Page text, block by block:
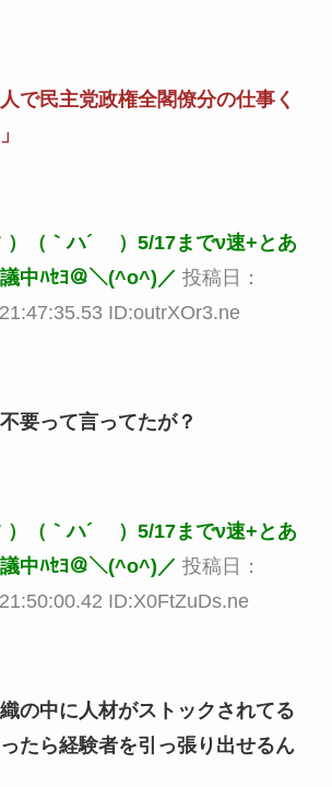
で民主党政権全閣僚分の仕事く
）（｀ハ´ ）5/17までν速+とあ
中ﾊｾﾖ＠＼(^o^)／ 投稿日：
ID:outrXOr3.ne
要って言ってたが？
）（｀ハ´ ）5/17までν速+とあ
中ﾊｾﾖ＠＼(^o^)／ 投稿日：
ID:X0FtZuDs.ne
の中に人材がストックされてる
たら経験者を引っ張り出せるん